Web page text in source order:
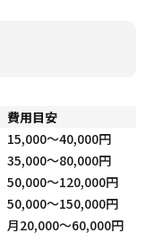
費用目安
15,000〜40,000円
35,000〜80,000円
50,000〜120,000円
50,000〜150,000円
月20,000〜60,000円